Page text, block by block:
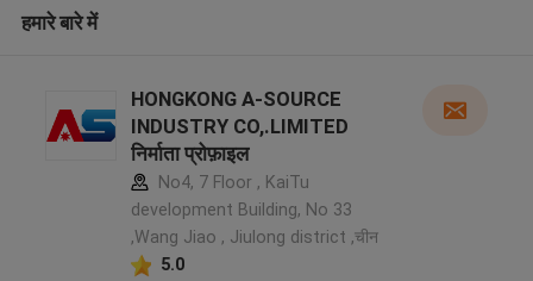
हमारे बारे में
HONGKONG A-SOURCE
INDUSTRY CO,.LIMITED
निर्माता प्रोफ़ाइल
No4, 7 Floor , KaiTu
development Building, No 33
,Wang Jiao , Jiulong district ,चीन
5.0